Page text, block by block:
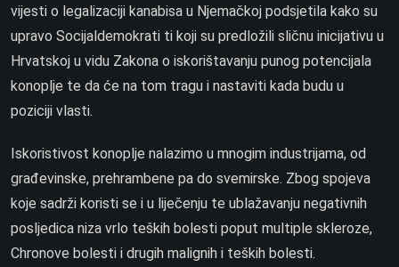
vijesti o legalizaciji kanabisa u Njemačkoj podsjetila kako su
upravo Socijaldemokrati ti koji su predložili sličnu inicijativu u
Hrvatskoj u vidu Zakona o iskorištavanju punog potencijala
konoplje te da će na tom tragu i nastaviti kada budu u
poziciji vlasti.
Iskoristivost konoplje nalazimo u mnogim industrijama, od
građevinske, prehrambene pa do svemirske. Zbog spojeva
koje sadrži koristi se i u liječenju te ublažavanju negativnih
posljedica niza vrlo teških bolesti poput multiple skleroze,
Chronove bolesti i drugih malignih i teških bolesti.